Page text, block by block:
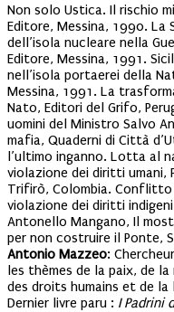
Non solo Ustica. Il rischio
Editore, Messina, 1990. La
dell’isola nucleare nella
Editore, Messina, 1991.
nell’isola portaerei della
Messina, 1991. La
Nato, Editori del Grifo,
uomini del Ministro Salvo
mafia, Quaderni di Città
l’ultimo inganno. Lotta al
violazione dei diritti umani,
Trifirò, Colombia.
violazione dei diritti
Antonello Mangano, Il
per non costruire il Ponte,
Antonio Mazzeo:
les thèmes de la paix, de
des droits humains et de
Dernier livre paru : I Padrini